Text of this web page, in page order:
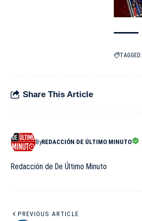
TAGGED:
Share This Article
ByREDACCIÓN DE ÚLTIMO MINUTO
Redacción de De Último Minuto
PREVIOUS ARTICLE